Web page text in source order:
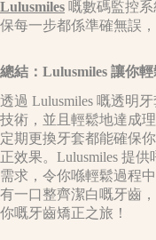
Lulusmiles 嘅數碼監控
保每一步都係準確無誤
總結：Lulusmiles 讓你
透過 Lulusmiles 嘅透明
技術，並且輕鬆地達成
定期更換牙套都能確保
正效果。Lulusmiles 提
需求，令你喺輕鬆過程
有一口整齊潔白嘅牙齒
你嘅牙齒矯正之旅！